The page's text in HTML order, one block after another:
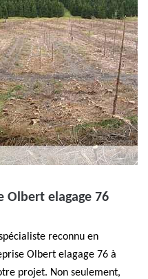
Olbert elagage 76
reconnu en
Olbert elagage 76 à
projet. Non seulement,